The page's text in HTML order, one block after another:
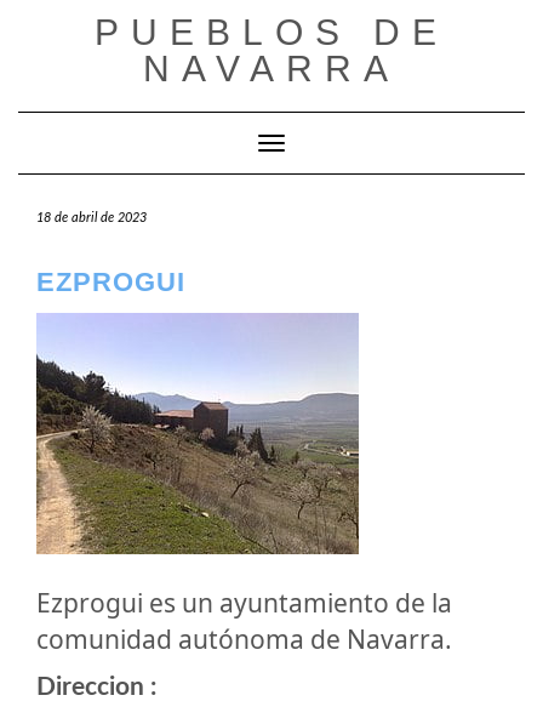
PUEBLOS DE
NAVARRA
Cambiar modo de navegación
18 de abril de 2023
EZPROGUI
Ezprogui es un ayuntamiento de la
comunidad autónoma de Navarra.
Direccion :